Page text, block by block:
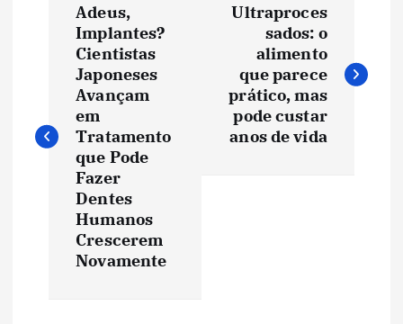
e
Adeus,
Implantes?
Cientistas
Japoneses
Avançam
em
Tratamento
que Pode
Fazer
Dentes
Humanos
Crescerem
Novamente
Ultraproces
sados: o
alimento
que parece
prático, mas
pode custar
anos de vida